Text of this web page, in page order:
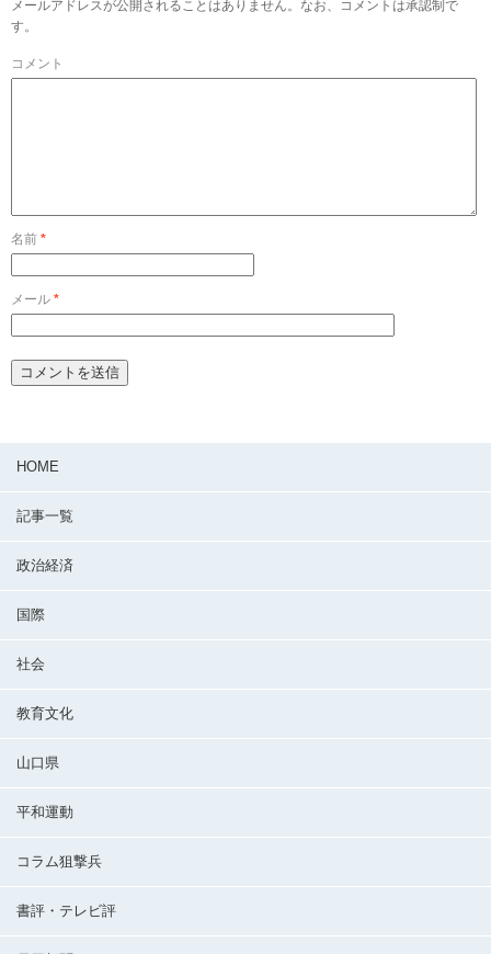
メールアドレスが公開されることはありません。なお、コメントは承認制で
す。
コメント
名前 *
メール *
HOME
記事一覧
政治経済
国際
社会
教育文化
山口県
平和運動
コラム狙撃兵
書評・テレビ評